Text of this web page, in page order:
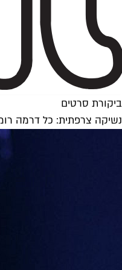
ביקורת סרטים
נשיקה צרפתית: כל דרמה